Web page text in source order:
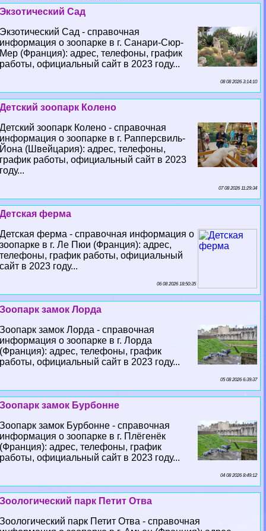
Экзотический Сад
Экзотический Сад - справочная
информация о зоопарке в г. Санари-Сюр-
Мер (Франция): адрес, телефоны, график
работы, официальный сайт в 2023 году...
08 08 2026 3:14:10
Детский зоопарк Колено
Детский зоопарк Колено - справочная
информация о зоопарке в г. Рапперсвиль-
Йона (Швейцария): адрес, телефоны,
график работы, официальный сайт в 2023
году...
07 08 2026 11:29:34
Детская ферма
Детская ферма - справочная информация о
зоопарке в г. Ле Пюи (Франция): адрес,
телефоны, график работы, официальный
сайт в 2023 году...
06 08 2026 18:50:35
Зоопарк замок Лорда
Зоопарк замок Лорда - справочная
информация о зоопарке в г. Лорда
(Франция): адрес, телефоны, график
работы, официальный сайт в 2023 году...
05 08 2026 6:39:37
Зоопарк замок Бурбонне
Зоопарк замок Бурбонне - справочная
информация о зоопарке в г. Плёгенёк
(Франция): адрес, телефоны, график
работы, официальный сайт в 2023 году...
04 08 2026 8:49:12
Зоологический парк Петит Отва
Зоологический парк Петит Отва - справочная